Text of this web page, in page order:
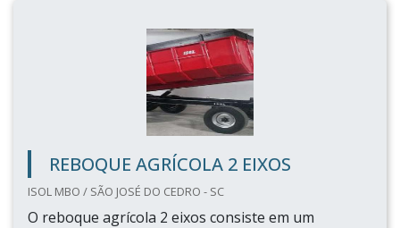
REBOQUE AGRÍCOLA 2 EIXOS
ISOL MBO / SÃO JOSÉ DO CEDRO - SC
O reboque agrícola 2 eixos consiste em um